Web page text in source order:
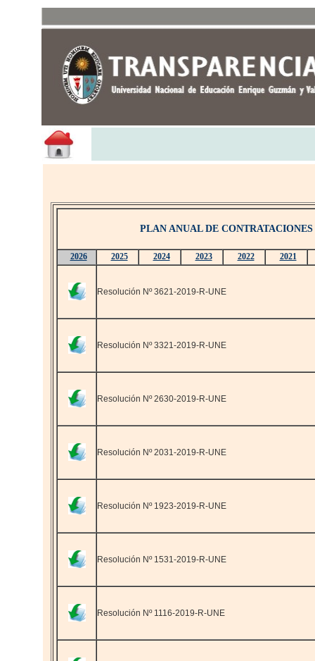
PLAN ANUAL DE CONTRATACIONES
2026 2025 2024 2023 2022 2021
Resolución Nº 3621-2019-R-UNE
Resolución Nº 3321-2019-R-UNE
Resolución Nº 2630-2019-R-UNE
Resolución Nº 2031-2019-R-UNE
Resolución Nº 1923-2019-R-UNE
Resolución Nº 1531-2019-R-UNE
Resolución Nº 1116-2019-R-UNE